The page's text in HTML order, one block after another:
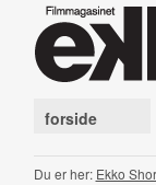
forside
Du er her: Ekko